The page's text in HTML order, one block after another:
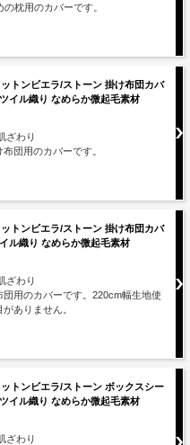
枕用のカバーです。
トンビエラ/ストーン 掛け布団カバ
イル織り なめらか微起毛素材
ざわり
団用のカバーです。
トンビエラ/ストーン 掛け布団カバ
ル織り なめらか微起毛素材
ざわり
団用のカバーです。220cm幅生地使
ありません。
トンビエラ/ストーン ボックスシー
イル織り なめらか微起毛素材
ざわり